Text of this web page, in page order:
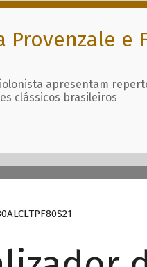
Provenzale e
apresentam
clássicos brasileiros